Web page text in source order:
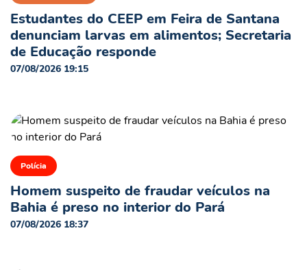
Estudantes do CEEP em Feira de Santana
denunciam larvas em alimentos; Secretaria
de Educação responde
07/08/2026 19:15
Polícia
Homem suspeito de fraudar veículos na
Bahia é preso no interior do Pará
07/08/2026 18:37